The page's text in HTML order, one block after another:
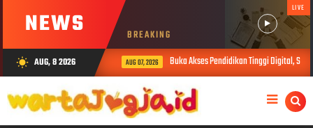
NEWS BREAKING
LIVE
wb_sunny AUG, 8 2026 AUG 07, 2026 Buka Akses Pendidikan Tinggi Digital,